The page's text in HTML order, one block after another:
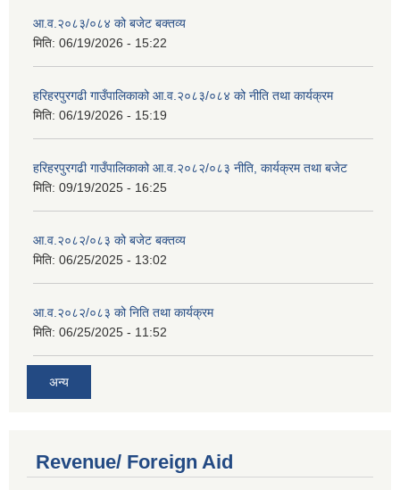
आ.व.२०८३/०८४ को बजेट बक्तव्य
मिति: 06/19/2026 - 15:22
हरिहरपुरगढी गाउँपालिकाको आ.व.२०८३/०८४ को नीति तथा कार्यक्रम
मिति: 06/19/2026 - 15:19
हरिहरपुरगढी गाउँपालिकाको आ.व.२०८२/०८३ नीति, कार्यक्रम तथा बजेट
मिति: 09/19/2025 - 16:25
आ.व.२०८२/०८३ को बजेट बक्तव्य
मिति: 06/25/2025 - 13:02
आ.व.२०८२/०८३ को निति तथा कार्यक्रम
मिति: 06/25/2025 - 11:52
अन्य
Revenue/ Foreign Aid